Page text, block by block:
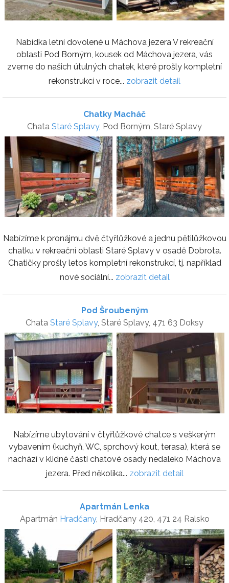
Nabídka letní dovolené u Máchova jezera V rekreační
oblasti Pod Borným, kousek od Máchova jezera, vás
zveme do našich útulných chatek, které prošly kompletní
rekonstrukcí v roce... zobrazit detail
Chatky Macháč
Chata Staré Splavy, Pod Borným, Staré Splavy
Nabízíme k pronájmu dvě čtyřlůžkové a jednu pětilůžkovou
chatku v rekreační oblasti Staré Splavy v osadě Dobrota.
Chatičky prošly letos kompletní rekonstrukcí, tj. například
nové sociální... zobrazit detail
Pod Šroubeným
Chata Staré Splavy, Staré Splavy, 471 63 Doksy
Nabízíme ubytování v čtyřlůžkové chatce s veškerým
vybavením (kuchyň, WC, sprchový kout, terasa), která se
nachází v klidné části chatové osady nedaleko Máchova
jezera. Před několika... zobrazit detail
Apartmán Lenka
Apartmán Hradčany, Hradčany 420, 471 24 Ralsko